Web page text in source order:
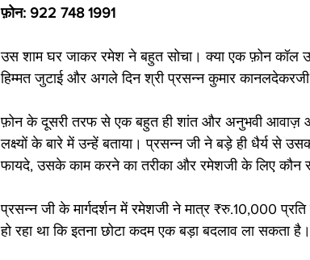
फ़ोन: 922 748 1991
उस शाम घर जाकर रमेश ने बहुत सोचा। क्या एक फ़ोन कॉल
हिम्मत जुटाई और अगले दिन श्री प्रसन्न कुमार कानलदेकरजी
फ़ोन के दूसरी तरफ से एक बहुत ही शांत और अनुभवी आवाज़
लक्ष्यों के बारे में उन्हें बताया। प्रसन्न जी ने बड़े ही धैर्य से
फायदे, उसके काम करने का तरीका और रमेशजी के लिए कौन
प्रसन्न जी के मार्गदर्शन में रमेशजी ने मात्र ₹रु.10,000
हो रहा था कि इतना छोटा कदम एक बड़ा बदलाव ला सकता है।